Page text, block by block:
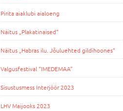
Pirita aiaklubi aialoeng
Näitus „Plakatinaised“
Näitus „Habras ilu. Jõuluehted gildihoones“
Valgusfestival “IMEDEMAA”
Sisustusmess Interjöör 2023
LHV Maijooks 2023